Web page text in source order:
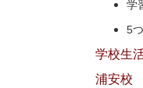
学
5
学校生
浦安校